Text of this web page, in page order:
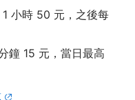
小時 50 元，之後每
鐘 15 元，當日最高